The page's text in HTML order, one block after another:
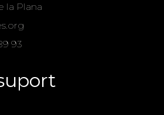
la Plana
93